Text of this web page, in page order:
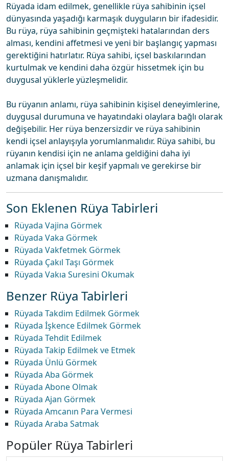
Rüyada idam edilmek, genellikle rüya sahibinin içsel
dünyasında yaşadığı karmaşık duyguların bir ifadesidir.
Bu rüya, rüya sahibinin geçmişteki hatalarından ders
alması, kendini affetmesi ve yeni bir başlangıç yapması
gerektiğini hatırlatır. Rüya sahibi, içsel baskılarından
kurtulmak ve kendini daha özgür hissetmek için bu
duygusal yüklerle yüzleşmelidir.
Bu rüyanın anlamı, rüya sahibinin kişisel deneyimlerine,
duygusal durumuna ve hayatındaki olaylara bağlı olarak
değişebilir. Her rüya benzersizdir ve rüya sahibinin
kendi içsel anlayışıyla yorumlanmalıdır. Rüya sahibi, bu
rüyanın kendisi için ne anlama geldiğini daha iyi
anlamak için içsel bir keşif yapmalı ve gerekirse bir
uzmana danışmalıdır.
Son Eklenen Rüya Tabirleri
Rüyada Vajina Görmek
Rüyada Vaka Görmek
Rüyada Vakfetmek Görmek
Rüyada Çakıl Taşı Görmek
Rüyada Vakıa Suresini Okumak
Benzer Rüya Tabirleri
Rüyada Takdim Edilmek Görmek
Rüyada İşkence Edilmek Görmek
Rüyada Tehdit Edilmek
Rüyada Takip Edilmek ve Etmek
Rüyada Ünlü Görmek
Rüyada Aba Görmek
Rüyada Abone Olmak
Rüyada Ajan Görmek
Rüyada Amcanın Para Vermesi
Rüyada Araba Satmak
Popüler Rüya Tabirleri